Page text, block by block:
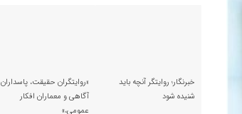
خبرنگار؛ روایتگر آنچه باید
شنیده شود
«روایتگران حقیقت، پاسداران
آگاهی و معماران افکار
عمومی،»